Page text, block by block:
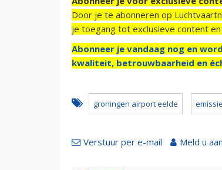
Door je te abonneren op
je toegang tot exclusieve content
Abonneer je vandaag nog en
kwaliteit, betrouwbaarheid en
groningen airport eelde
Verstuur per e-mail Meld u